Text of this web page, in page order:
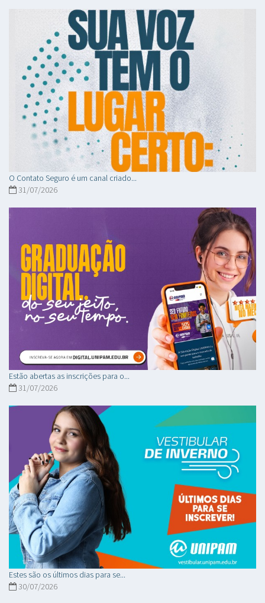
O Contato Seguro é um canal criado...
31/07/2026
Estão abertas as inscrições para o...
31/07/2026
Estes são os últimos dias para se...
30/07/2026